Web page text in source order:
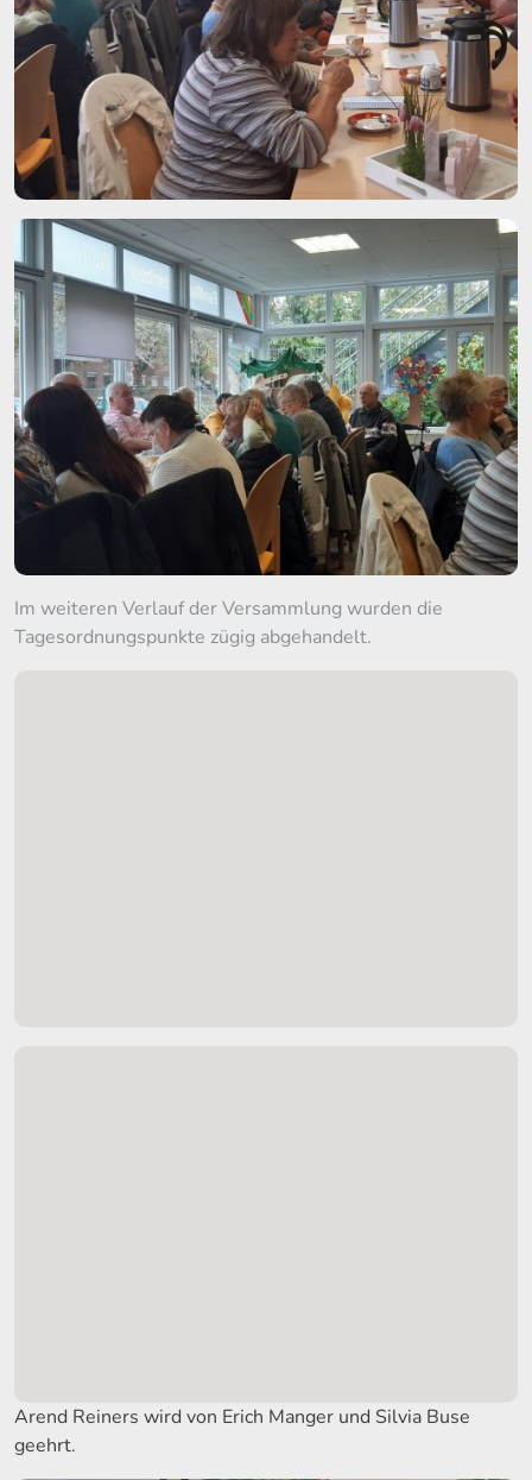
Im weiteren Verlauf der Versammlung wurden die
Tagesordnungspunkte zügig abgehandelt.
Arend Reiners wird von Erich Manger und Silvia Buse
geehrt.